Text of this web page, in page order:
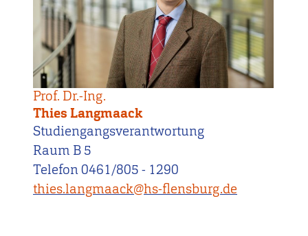
Prof. Dr.-Ing.
Thies Langmaack
Studiengangsverantwortung
Raum B 5
Telefon 0461/805 - 1290
thies.langmaack@hs-flensburg.de